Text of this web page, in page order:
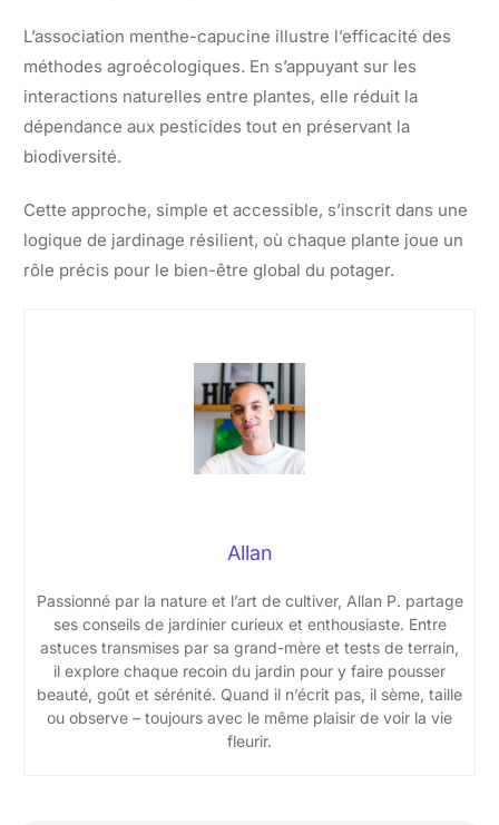
L’association menthe-capucine illustre l’efficacité des
méthodes agroécologiques. En s’appuyant sur les
interactions naturelles entre plantes, elle réduit la
dépendance aux pesticides tout en préservant la
biodiversité.
Cette approche, simple et accessible, s’inscrit dans une
logique de jardinage résilient, où chaque plante joue un
rôle précis pour le bien-être global du potager.
Allan
Passionné par la nature et l’art de cultiver, Allan P. partage
ses conseils de jardinier curieux et enthousiaste. Entre
astuces transmises par sa grand-mère et tests de terrain,
il explore chaque recoin du jardin pour y faire pousser
beauté, goût et sérénité. Quand il n’écrit pas, il sème, taille
ou observe – toujours avec le même plaisir de voir la vie
fleurir.